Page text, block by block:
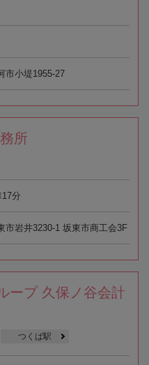
市小堤1955-27
所
分
市岩井3230-1 坂東市商工会3F
ープ 久保ノ谷会計
つくば駅